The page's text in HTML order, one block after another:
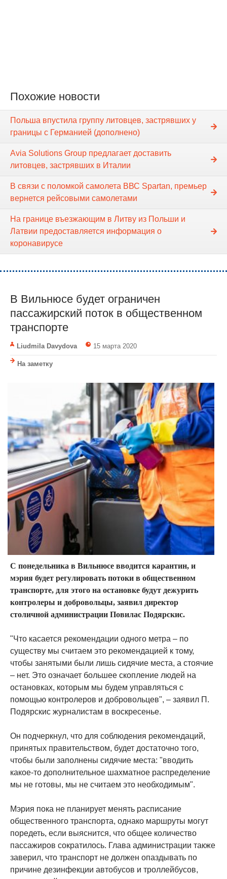
Похожие новости
Польша впустила группу литовцев, застрявших у
границы с Германией (дополнено)
Avia Solutions Group предлагает доставить
литовцев, застрявших в Италии
В связи с поломкой самолета ВВС Spartan, премьер
вернется рейсовыми самолетами
На границе въезжающим в Литву из Польши и
Латвии предоставляется информация о
коронавирусе
В Вильнюсе будет ограничен
пассажирский поток в общественном
транспорте
Liudmila Davydova 15 марта 2020
На заметку
С понедельника в Вильнюсе вводится карантин, и
мэрия будет регулировать потоки в общественном
транспорте, для этого на остановке будут дежурить
контролеры и добровольцы, заявил директор
столичной администрации Повилас Подярскис.
"Что касается рекомендации одного метра – по
существу мы считаем это рекомендацией к тому,
чтобы занятыми были лишь сидячие места, а стоячие
– нет. Это означает большее скопление людей на
остановках, которым мы будем управляться с
помощью контролеров и добровольцев", – заявил П.
Подярскис журналистам в воскресенье.
Он подчеркнул, что для соблюдения рекомендаций,
принятых правительством, будет достаточно того,
чтобы были заполнены сидячие места: "вводить
какое-то дополнительное шахматное распределение
мы не готовы, мы не считаем это необходимым".
Мэрия пока не планирует менять расписание
общественного транспорта, однако маршруты могут
поредеть, если выяснится, что общее количество
пассажиров сократилось. Глава администрации также
заверил, что транспорт не должен опаздывать по
причине дезинфекции автобусов и троллейбусов,